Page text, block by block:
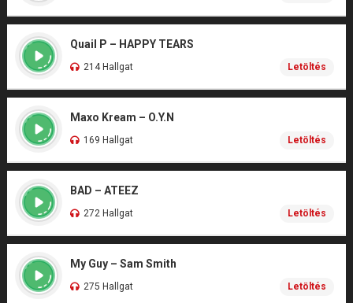
Quail P – HAPPY TEARS
214 Hallgat Letöltés
Maxo Kream – O.Y.N
169 Hallgat Letöltés
BAD – ATEEZ
272 Hallgat Letöltés
My Guy – Sam Smith
275 Hallgat Letöltés